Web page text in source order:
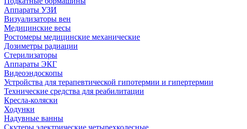
Аппараты УЗИ
Визуализаторы вен
Медицинские весы
Ростомеры медицинские механические
Дозиметры радиации
Стерилизаторы
Аппараты ЭКГ
Видеоэндоскопы
Устройства для терапевтической гипотермии и гипертермии
Технические средства для реабилитации
Кресла-коляски
Ходунки
Надувные ванны
Скутеры электрические четырехколесные